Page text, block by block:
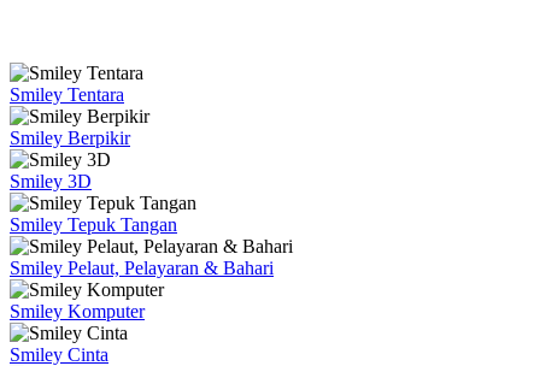
Smiley Tentara
Smiley Berpikir
Smiley 3D
Smiley Tepuk Tangan
Smiley Pelaut, Pelayaran & Bahari
Smiley Komputer
Smiley Cinta